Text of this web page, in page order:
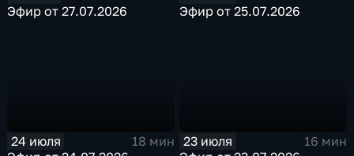
Эфир от 27.07.2026
Эфир от 25.07.2026
24 июля
18 мин
23 июля
16 мин